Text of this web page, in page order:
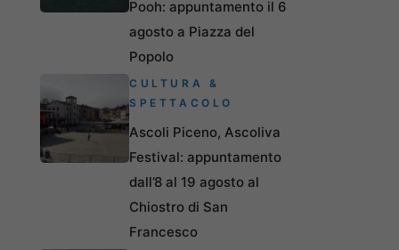
Pooh: appuntamento il 6
agosto a Piazza del
Popolo
CULTURA &
SPETTACOLO
Ascoli Piceno, Ascoliva
Festival: appuntamento
dall’8 al 19 agosto al
Chiostro di San
Francesco